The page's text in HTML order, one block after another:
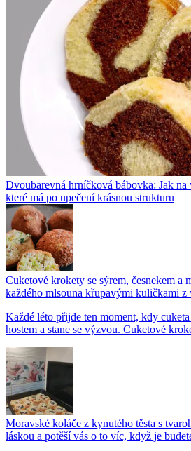
Dvoubarevná hrníčková bábovka: Jak na
které má po upečení krásnou strukturu
Cuketové krokety se sýrem, česnekem a
každého mlsouna křupavými kuličkami z
Každé léto přijde ten moment, kdy
hostem a stane se výzvou. Cuketové
Moravské koláče z kynutého těsta s
láskou a potěší vás o to víc, když je